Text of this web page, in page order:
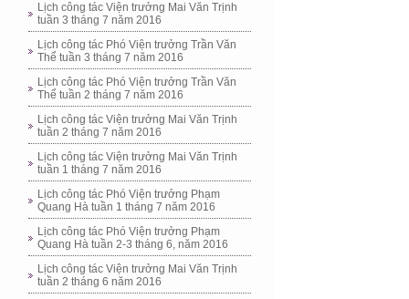
Lịch công tác Viện trưởng Mai Văn Trịnh
tuần 3 tháng 7 năm 2016
Lịch công tác Phó Viện trưởng Trần Văn
Thể tuần 3 tháng 7 năm 2016
Lịch công tác Phó Viện trưởng Trần Văn
Thể tuần 2 tháng 7 năm 2016
Lịch công tác Viện trưởng Mai Văn Trịnh
tuần 2 tháng 7 năm 2016
Lịch công tác Viện trưởng Mai Văn Trịnh
tuần 1 tháng 7 năm 2016
Lịch công tác Phó Viện trưởng Phạm
Quang Hà tuần 1 tháng 7 năm 2016
Lịch công tác Phó Viện trưởng Phạm
Quang Hà tuần 2-3 tháng 6, năm 2016
Lịch công tác Viện trưởng Mai Văn Trịnh
tuần 2 tháng 6 năm 2016